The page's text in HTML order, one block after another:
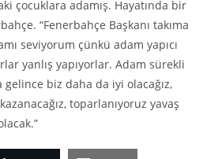
çocuklara adamış. Hayatında bir
“Fenerbahçe Başkanı takıma
seviyorum çünkü adam yapıcı
yanlış yapıyorlar. Adam sürekli
gelince biz daha da iyi olacağız,
toparlanıyoruz yavaş